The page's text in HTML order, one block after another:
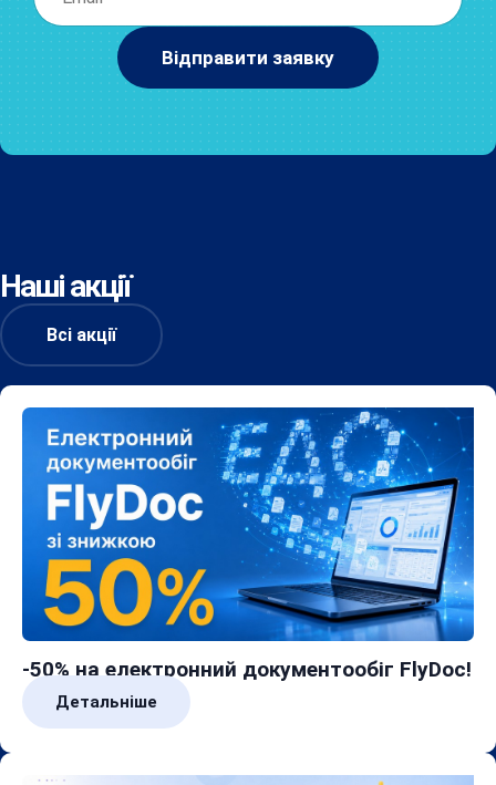
Відправити заявку
Наші акції
Всі акції
-50% на електронний документообіг FlyDoc!
Детальніше